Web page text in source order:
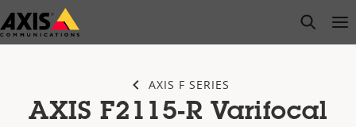
주
요
open
AXIS F SERIES
AXIS F2115-R Varifocal